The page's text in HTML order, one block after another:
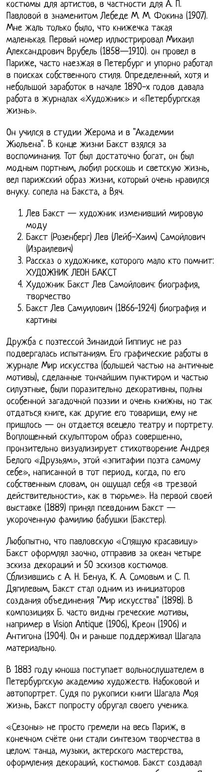
костюмы для артистов, в частности для А. П.
Павловой в знаменитом Лебеде М. М. Фокина (1907).
Мне жаль только было, что книжечка такая
маленькая. Первый номер иллюстрировал Михаил
Александрович Врубель (1858—1910). он провел в
Париже, часто наезжая в Петербург и упорно работал
в поисках собственного стиля. Определенный, хотя и
небольшой заработок в начале 1890-х годов давала
работа в журналах «Художник» и «Петербургская
жизнь».
Он учился в студии Жерома и в "Академии
Жюльена". В конце жизни Бакст взялся за
воспоминания. Тот был достаточно богат, он был
модным портным, любил роскошь и светскую жизнь,
вел парижский образ жизни, который очень нравился
внуку. сопела на Бакста, а Вяч.
Лев Бакст — художник изменивший мировую
моду
Бакст (Розенберг) Лев (Лейб-Хаим) Самойлович
(Израилевич)
Рассказ о художнике, которого мало кто помнит:
ХУДОЖНИК ЛЕОН БАКСТ
Художник Бакст Лев Самойлович: биография,
творчество
Бакст Лев Самуилович (1866-1924) биография и
картины
Дружба с поэтессой Зинаидой Гиппиус не раз
подвергалась испытаниям. Его графические работы в
журнале Мир искусства (большей частью на античные
мотивы), сделанные тончайшим пунктиром и частью
силуэтные, были поразительно декоративны, полны
особенной загадочной поэзии и очень книжны, но так
отдаться книге, как другие его товарищи, ему не
пришлось — он отдается всецело театру и портрету.
Воплощенный скульптором образ совершенно,
пронзительно визуализирует стихотворение Андрея
Белого «Друзьям», этой «эпитафии поэта самому
себе», написанной в тот период, когда, по его
собственным словам, он ощущал себя «в трезвой
действительности», как в тюрьме». На первой своей
выставке (1889) принял псевдоним Бакст —
укороченную фамилию бабушки (Бакстер).
Любопытно, что павловскую «Спящую красавицу»
Бакст оформлял заочно, отправив за океан четыре
эскиза декораций и 50 эскизов костюмов.
Сблизившись с А. Н. Бенуа, К. А. Сомовым и С. П.
Дягилевым, Бакст стал одним из инициаторов
создания объединения "Мир искусства" (1898). В
композициях Б. часто видны греческие мотивы,
например в Vision Antique (1906), Креон (1906) и
Антигона (1904). Он и раньше поддерживал Шагала
материально.
В 1883 году юноша поступает вольнослушателем в
Петербургскую академию художеств. Набоковой и
автопортрет. Судя по рукописи книги Шагала Моя
жизнь, Бакст попросту обругал своего ученика.
«Сезоны» не просто гремели на весь Париж, в
конечном счёте они стали синтезом творчества в
целом: танца, музыки, актерского мастерства,
оформления декораций, костюмов. Бакст создавал